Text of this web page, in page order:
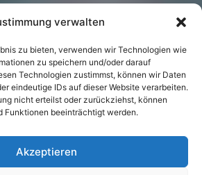
verwalten
zu bieten, verwenden wir Technologien wie
zu speichern und/oder darauf
Technologien zustimmst, können wir Daten
eindeutige IDs auf dieser Website verarbeiten.
nicht erteilst oder zurückziehst, können
Funktionen beeinträchtigt werden.
Akzeptieren